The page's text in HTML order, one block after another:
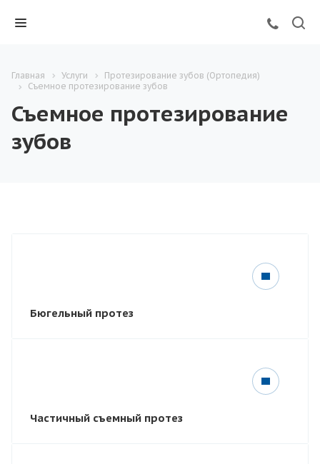
Главная Услуги
Протезирование зубов (Ортопедия)
Съемное протезирование зубов
Съемное протезирование
зубов
Бюгельный протез
Частичный съемный протез